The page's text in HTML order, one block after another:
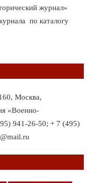
журнал»
по каталогу
Москва,
«Военно-
941-26-50; + 7 (495)